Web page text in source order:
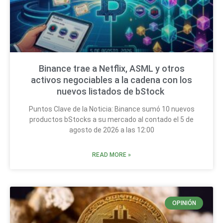
Binance trae a Netflix, ASML y otros
activos negociables a la cadena con los
nuevos listados de bStock
Puntos Clave de la Noticia: Binance sumó 10 nuevos
productos bStocks a su mercado al contado el 5 de
agosto de 2026 a las 12:00
READ MORE »
OPINIÓN